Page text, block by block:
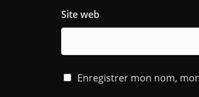
Site web
Enregistrer mon nom,